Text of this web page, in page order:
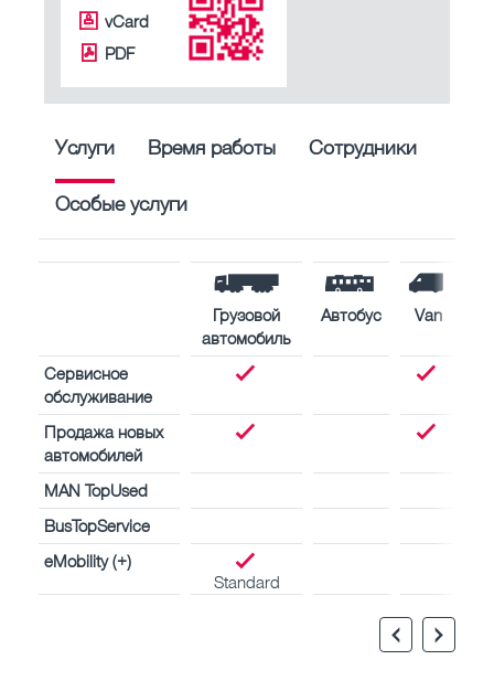
vCard
PDF
Услуги Время работы Сотрудники
Особые услуги
Грузовой
автомобиль
Автобус Van
Сервисное
обслуживание
Продажа новых
автомобилей
MAN TopUsed
BusTopService
eMobility (+)
Standard